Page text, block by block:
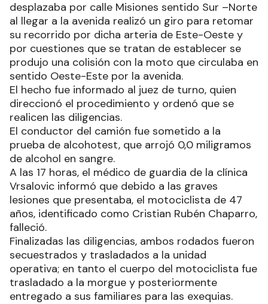
desplazaba por calle Misiones sentido Sur –Norte
al llegar a la avenida realizó un giro para retomar
su recorrido por dicha arteria de Este-Oeste y
por cuestiones que se tratan de establecer se
produjo una colisión con la moto que circulaba en
sentido Oeste-Este por la avenida.
El hecho fue informado al juez de turno, quien
direccionó el procedimiento y ordenó que se
realicen las diligencias.
El conductor del camión fue sometido a la
prueba de alcohotest, que arrojó 0,0 miligramos
de alcohol en sangre.
A las 17 horas, el médico de guardia de la clínica
Vrsalovic informó que debido a las graves
lesiones que presentaba, el motociclista de 47
años, identificado como Cristian Rubén Chaparro,
falleció.
Finalizadas las diligencias, ambos rodados fueron
secuestrados y trasladados a la unidad
operativa; en tanto el cuerpo del motociclista fue
trasladado a la morgue y posteriormente
entregado a sus familiares para las exequias.